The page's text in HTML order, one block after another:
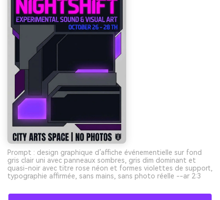
Prompt : design graphique d’affiche événementielle sur fond
gris clair uni avec panneaux sombres, gris dim dominant et
quasi-noir avec titre rose néon et formes violettes de support,
typographie affirmée, sans mains, sans photo réelle --ar 2:3